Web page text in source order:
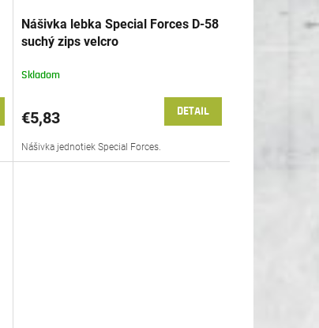
Nášivka lebka Special Forces D-58
suchý zips velcro
Skladom
€5,83 DETAIL
Nášivka jednotiek Special Forces.